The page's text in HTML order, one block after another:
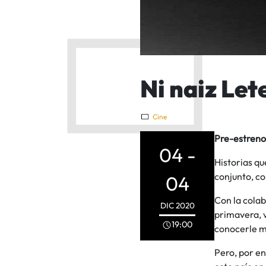
Ni naiz
Cine
04 -
04
DIC2020
19:00
Pre-
Historias
conjunto,
Con la
primavera,
conocerle
Pero, por